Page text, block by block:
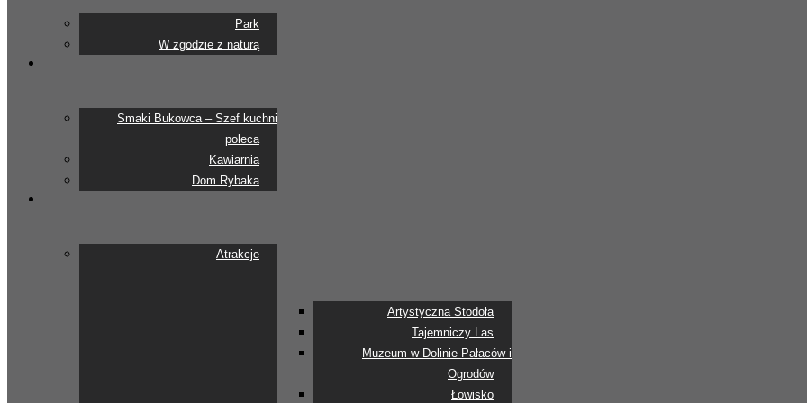
Park
W zgodzie z naturą
Smaki Bukowca – Szef kuchni
poleca
Kawiarnia
Dom Rybaka
Atrakcje
Artystyczna Stodoła
Tajemniczy Las
Muzeum w Dolinie Pałaców i
Ogrodów
Łowisko